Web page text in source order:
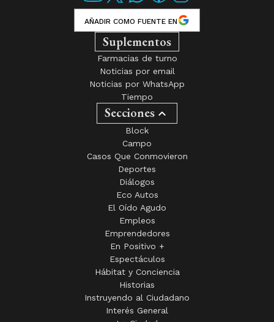
AÑADIR COMO FUENTE EN
Suplementos
Farmacias de turno
Noticias por email
Noticias por WhatsApp
Tiempo
Secciones
Block
Campo
Casos Que Conmovieron
Deportes
Diálogos
Eco Autos
El Oído Agudo
Empleos
Emprendedores
En Positivo +
Espectáculos
Hábitat y Conciencia
Historias
Instruyendo al Ciudadano
Interés General